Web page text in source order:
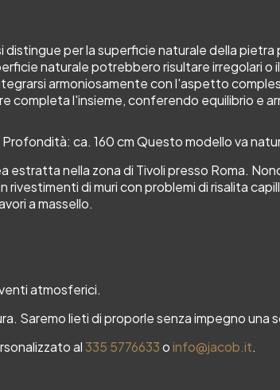
per la superficie naturale della
naturale potrebbero risultare irregolari
armoniosamente con l'aspetto
completa l'insieme, conferendo equilibrio e
Profondità: ca. 160 cm Questo modello va
estratta nella zona di Tivoli presso Roma.
rivestimenti di muri con problemi di risalita
a massello.
atmosferici.
Saremo lieti di proporle senza impegno una
al335 5776633oinfo@jacob.it.